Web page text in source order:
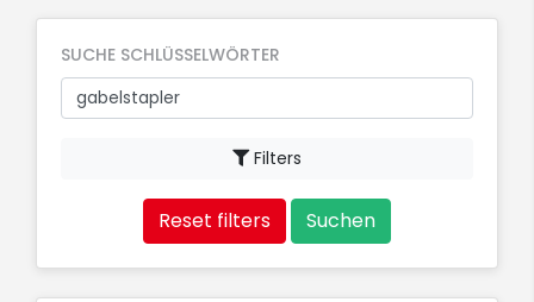
SUCHE SCHLÜSSELWÖRTER
Filters
Reset filters